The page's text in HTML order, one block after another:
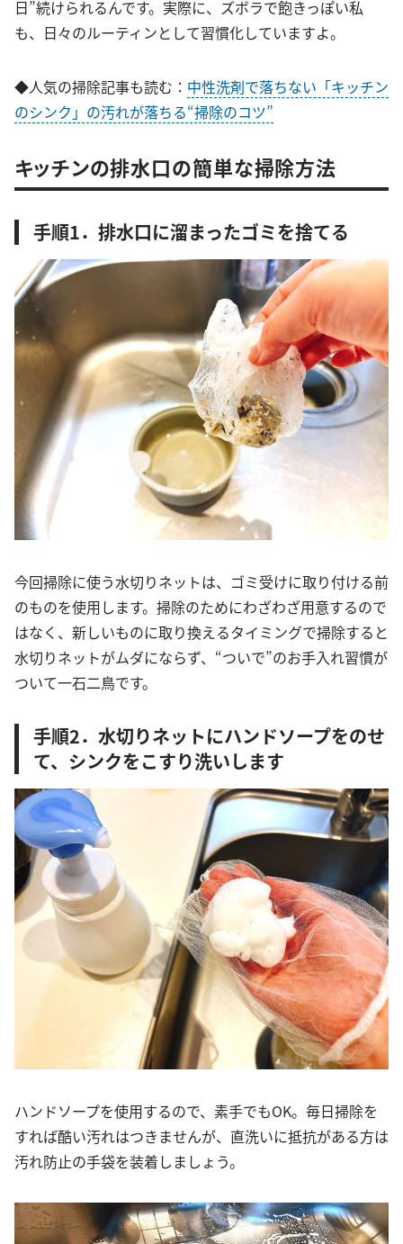
日”続けられるんです。実際に、ズボラで飽きっぽい私
も、日々のルーティンとして習慣化していますよ。
◆人気の掃除記事も読む： 中性洗剤で落ちない「キッチン
のシンク」の汚れが落ちる“掃除のコツ”
キッチンの排水口の簡単な掃除方法
手順1．排水口に溜まったゴミを捨てる
今回掃除に使う水切りネットは、ゴミ受けに取り付ける前
のものを使用します。掃除のためにわざわざ用意するので
はなく、新しいものに取り換えるタイミングで掃除すると
水切りネットがムダにならず、“ついで”のお手入れ習慣が
ついて一石二鳥です。
手順2．水切りネットにハンドソープをのせ
て、シンクをこすり洗いします
ハンドソープを使用するので、素手でもOK。毎日掃除を
すれば酷い汚れはつきませんが、直洗いに抵抗がある方は
汚れ防止の手袋を装着しましょう。